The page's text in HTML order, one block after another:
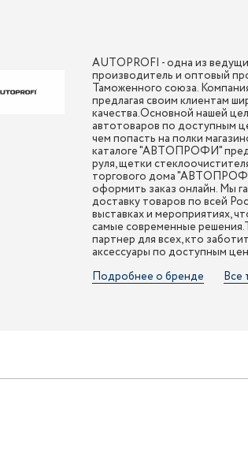
AUTOPROFI - одна из
производитель и оптовый
Таможенного союза.
предлагая своим клиентам
качества.Основной нашей
автотоваров по доступным
чем попасть на полки
каталоге "АВТОПРОФИ"
руля, щетки
торгового дома
оформить заказ онлайн. Мы
доставку товаров по всей
выставках и мероприятиях,
самые современные
партнер для всех, кто
аксессуары по доступным
Подробнее о бренде
Все